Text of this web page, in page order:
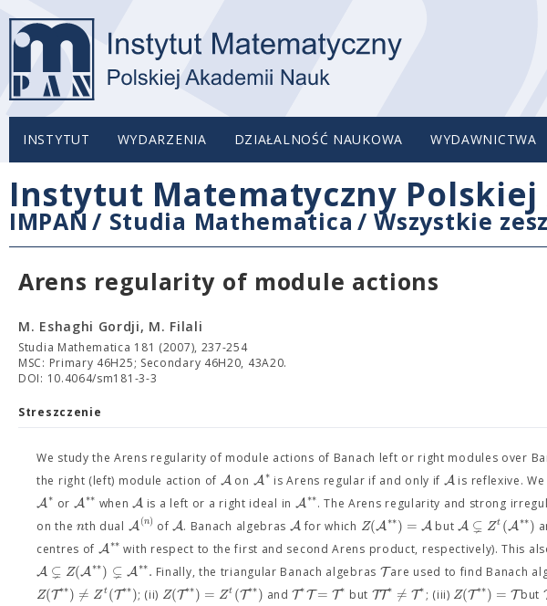
INSTYTUT WYDARZENIA DZIAŁALNOŚĆ NAUKOWA WYDAWNICTWA
Instytut Matematyczny
IMPAN / Studia Mathematica /Wszystkie
Arens regularity of module actions
M. Eshaghi Gordji, M. Filali
Studia Mathematica 181 (2007), 237-254
MSC: Primary 46H25; Secondary 46H20, 43A20.
DOI: 10.4064/sm181-3-3
Streszczenie
We study the Arens regularity of module actions of Banach left or right modules over
the right (left) module action of Aon A∗ is Arens regular if and only if Ais reflexive.
A∗ or A∗∗ whenA is a left or a right ideal in A∗∗. The Arens regularity and strong
on the nth dual A(n) ofA. Banach algebras Afor which Z(A∗∗) = AbutA ⊊ Zt (A∗∗)
centres of A∗∗ with respect to the first and second Arens product, respectively). This
A ⊊ Z(A∗∗) ⊊ A∗∗. Finally, the triangular Banach algebras Tare used to find Banach
Z(T∗∗) ≠ Zt(T∗∗); (ii) Z(T∗∗) = Zt (T∗∗) andT∗T= T∗ but TT∗ ≠ T∗; (iii) Z(T∗∗) = Tbut